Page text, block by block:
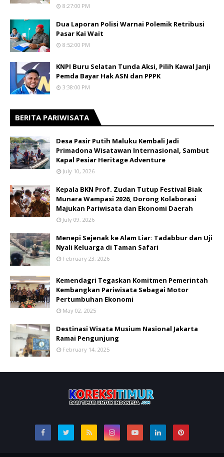
8:27:00 PM
Dua Laporan Polisi Warnai Polemik Retribusi
Pasar Kai Wait
8:52:00 PM
KNPI Buru Selatan Tunda Aksi, Pilih Kawal Janji
Pemda Bayar Hak ASN dan PPPK
3:38:00 PM
BERITA PARIWISATA
​Desa Pasir Putih Maluku Kembali Jadi
Primadona Wisatawan Internasional, Sambut
Kapal Pesiar Heritage Adventure
July 10, 2026
Kepala BKN Prof. Zudan Tutup Festival Biak
Munara Wampasi 2026, Dorong Kolaborasi
Majukan Pariwisata dan Ekonomi Daerah
July 09, 2026
Menepi Sejenak ke Alam Liar: Tadabbur dan Uji
Nyali Keluarga di Taman Safari
February 23, 2026
Kemendagri Tegaskan Komitmen Pemerintah
Kembangkan Pariwisata Sebagai Motor
Pertumbuhan Ekonomi
May 02, 2025
Destinasi Wisata Musium Nasional Jakarta
Ramai Pengunjung
February 14, 2025